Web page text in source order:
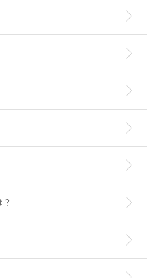
属台座へ取り付けることで「龍